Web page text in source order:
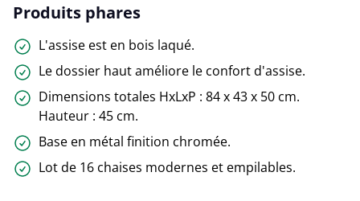
Produits phares
L'assise est en bois laqué.
Le dossier haut améliore le confort d'assise.
Dimensions totales HxLxP : 84 x 43 x 50 cm.
Hauteur : 45 cm.
Base en métal finition chromée.
Lot de 16 chaises modernes et empilables.